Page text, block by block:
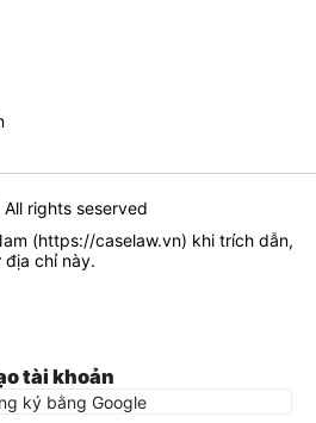
rights seserved
(https://caselaw.vn) khi trích dẫn,
chỉ này.
tài khoản
ký bằng Google